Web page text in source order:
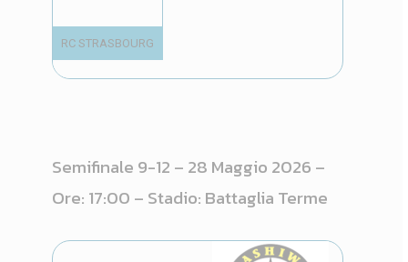
RC STRASBOURG
Semifinale 9-12 – 28 Maggio 2026 –
Ore: 17:00 – Stadio: Battaglia Terme